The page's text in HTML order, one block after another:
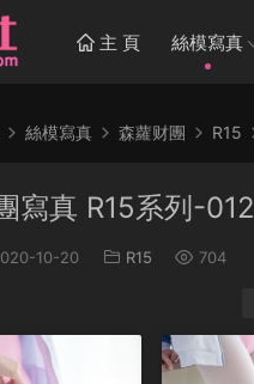
主 頁 絲模寫真
絲模寫真 森蘿财團 R15
寫真 R15系列-012
10-20 R15 704